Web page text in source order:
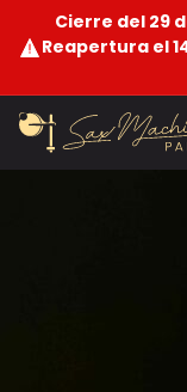
Cierre del 29
Reapertura el